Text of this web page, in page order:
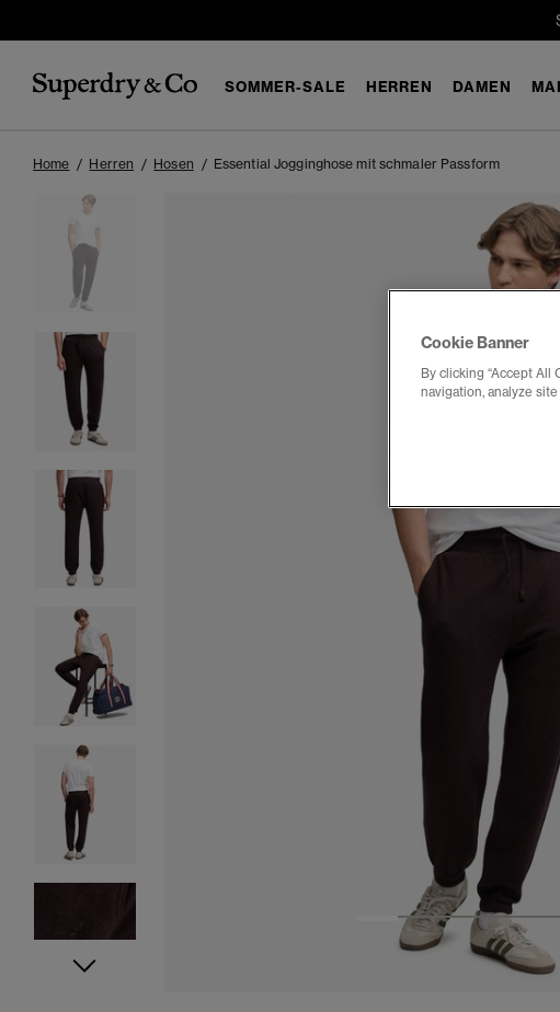
SOMMER-SALE HERREN DAMEN
Home Herren Hosen Essential Jogginghose mit schmaler Passform
2 4
Cookie Banner
By clicking “Accept All
navigation, analyze